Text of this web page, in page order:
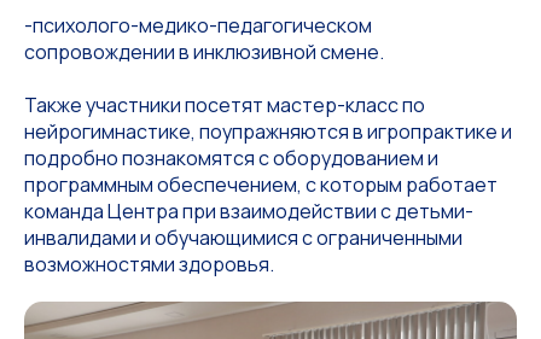
-психолого-медико-педагогическом
сопровождении в инклюзивной смене.
Также участники посетят мастер-класс по
нейрогимнастике, поупражняются в игропрактике и
подробно познакомятся с оборудованием и
программным обеспечением, с которым работает
команда Центра при взаимодействии с детьми-
инвалидами и обучающимися с ограниченными
возможностями здоровья.